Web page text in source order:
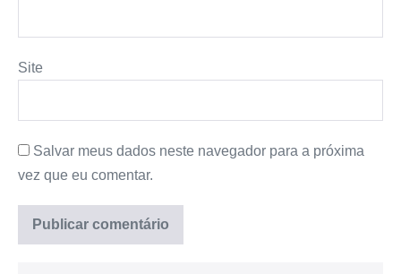
Site
Salvar meus dados neste navegador para a próxima
vez que eu comentar.